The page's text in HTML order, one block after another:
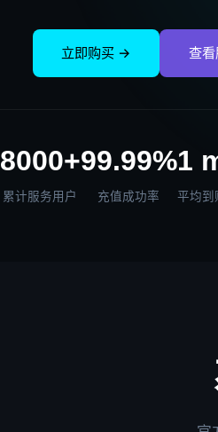
立即购买 → 查
8000+
累计服务用户
99.99%
充值成功率
1
平均到